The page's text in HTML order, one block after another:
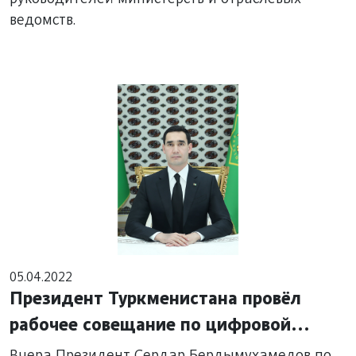
ведомств.
05.04.2022
Президент Туркменистана провёл
рабочее совещание по цифровой
системе